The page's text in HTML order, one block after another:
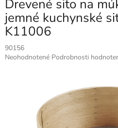
Drevené sito na
jemné kuchynské
K11006
90156
Priemerné
hviezdičiek.
Neohodnotené Podrobnosti